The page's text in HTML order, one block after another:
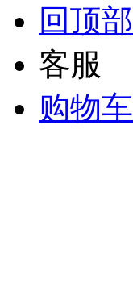
回顶部
客服
购物车